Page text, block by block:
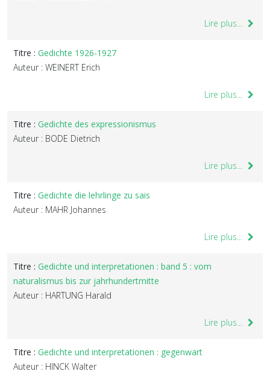
Lire plus...
Titre : Gedichte 1926-1927
Auteur : WEINERT Erich
Lire plus...
Titre : Gedichte des expressionismus
Auteur : BODE Dietrich
Lire plus...
Titre : Gedichte die lehrlinge zu sais
Auteur : MAHR Johannes
Lire plus...
Titre : Gedichte und interpretationen : band 5 : vom
naturalismus bis zur jahrhundertmitte
Auteur : HARTUNG Harald
Lire plus...
Titre : Gedichte und interpretationen : gegenwart
Auteur : HINCK Walter